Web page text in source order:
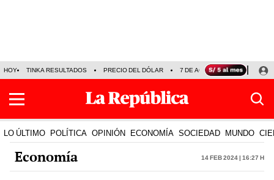
HOY TINKA RESULTADOS PRECIO DEL DÓLAR 7 DE AGOSTO OLLANTA
LO ÚLTIMO POLÍTICA OPINIÓN ECONOMÍA SOCIEDAD MUNDO
Economía 14 Feb 2024 | 16:27 h